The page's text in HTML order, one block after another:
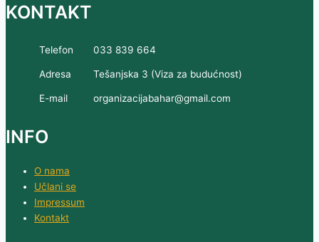
KONTAKT
Telefon 033 839 664
Adresa Tešanjska 3 (Viza za budućnost)
E-mail organizacijabahar@gmail.com
INFO
O nama
Učlani se
Impressum
Kontakt